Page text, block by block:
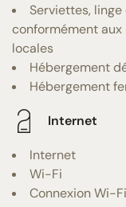
Serviettes,
conformément
locales
Hébergement
Hébergement
Internet
Internet
Wi-Fi
Connexion Wi-